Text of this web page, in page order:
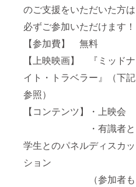
のご支援をいただいた方は
必ずご参加いただけます！
【参加費】 無料
【上映映画】 『ミッドナ
イト・トラベラー』（下記
参照）
【コンテンツ】・上映会
・有識者と
学生とのパネルディスカッ
ション
（参加者も